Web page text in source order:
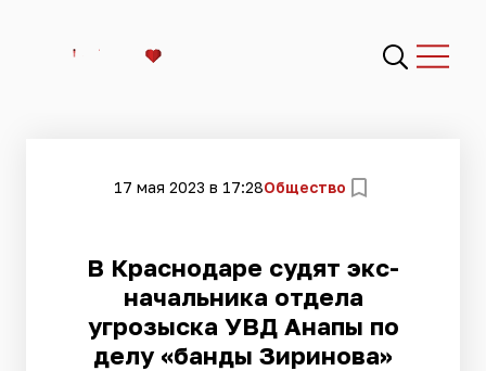
17 мая 2023 в 17:28Общество
В Краснодаре судят экс-
начальника отдела
угрозыска УВД Анапы по
делу «банды Зиринова»